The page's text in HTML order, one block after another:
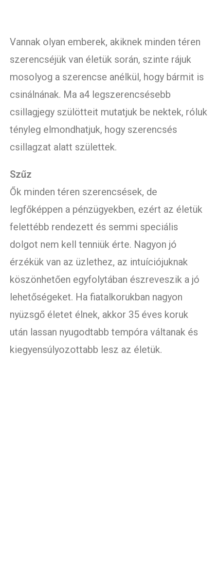
Vannak olyan emberek, akiknek minden téren
szerencséjük van életük során, szinte rájuk
mosolyog a szerencse anélkül, hogy bármit is
csinálnának. Ma a4 legszerencsésebb
csillagjegy szülötteit mutatjuk be nektek, róluk
tényleg elmondhatjuk, hogy szerencsés
csillagzat alatt születtek.
Szűz
Ők minden téren szerencsések, de
legfőképpen a pénzügyekben, ezért az életük
felettébb rendezett és semmi speciális
dolgot nem kell tenniük érte. Nagyon jó
érzékük van az üzlethez, az intuíciójuknak
köszönhetően egyfolytában észreveszik a jó
lehetőségeket. Ha fiatalkorukban nagyon
nyüzsgő életet élnek, akkor 35 éves koruk
után lassan nyugodtabb tempóra váltanak és
kiegyensúlyozottabb lesz az életük.